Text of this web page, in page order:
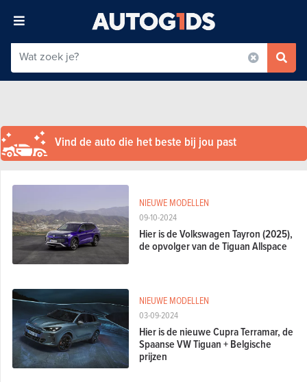
Vind de auto die het beste bij jou past
09-10-2024
NIEUWE MODELLEN
Hier is de Volkswagen Tayron (2025),
de opvolger van de Tiguan Allspace
03-09-2024
NIEUWE MODELLEN
Hier is de nieuwe Cupra Terramar, de
Spaanse VW Tiguan + Belgische
prijzen